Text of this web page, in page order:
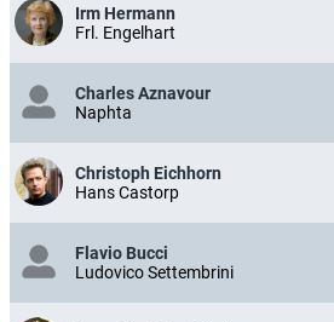
Irm Hermann
Frl. Engelhart
Charles Aznavour
Naphta
Christoph Eichhorn
Hans Castorp
Flavio Bucci
Ludovico Settembrini